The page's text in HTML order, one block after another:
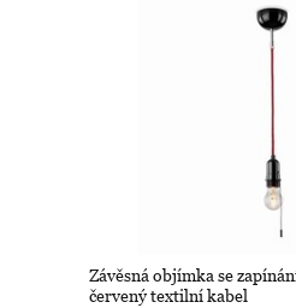
Závěsná objímka se
červený textilní kabel